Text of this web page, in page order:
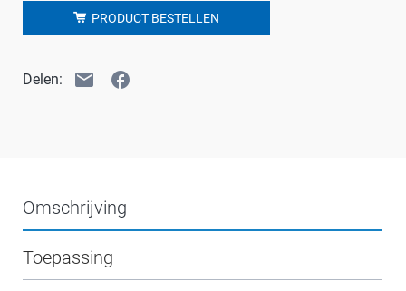
PRODUCT BESTELLEN
Delen: email facebook
Omschrijving
Toepassing